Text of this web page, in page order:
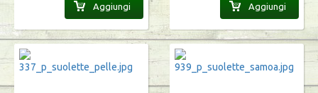
Aggiungi Aggiungi